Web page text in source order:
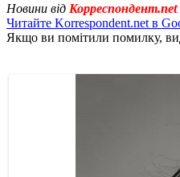
Новини від Корреспондент.net
Читайте Korrespondent.net в
Якщо ви помітили помилку,